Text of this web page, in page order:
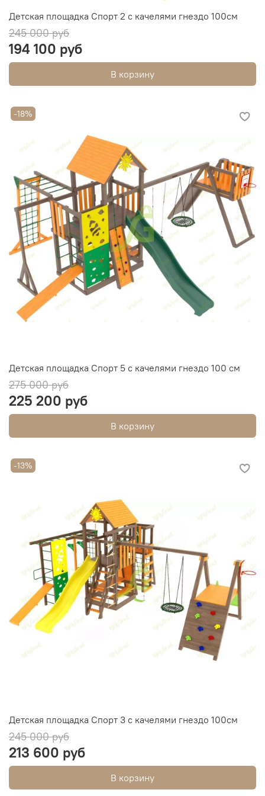
Детская площадка Спорт 2 с качелями гнездо 100см
245 000 руб
194 100 руб
В корзину
-18%
Детская площадка Спорт 5 с качелями гнездо 100 см
275 000 руб
225 200 руб
В корзину
-13%
Детская площадка Спорт 3 с качелями гнездо 100см
245 000 руб
213 600 руб
В корзину